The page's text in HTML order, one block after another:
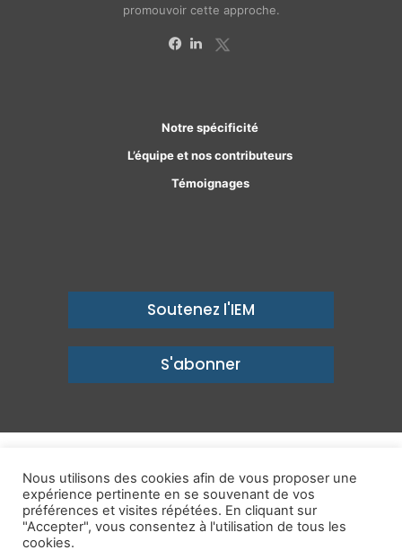
promouvoir cette approche.
Notre spécificité
L’équipe et nos contributeurs
Témoignages
Soutenez l'IEM
S'abonner
un avenir prospère
Mentions légales-Politique de confidentialité-Contact
Nous utilisons des cookies afin de vous proposer une
expérience pertinente en se souvenant de vos
préférences et visites répétées. En cliquant sur
"Accepter", vous consentez à l'utilisation de tous les
cookies.